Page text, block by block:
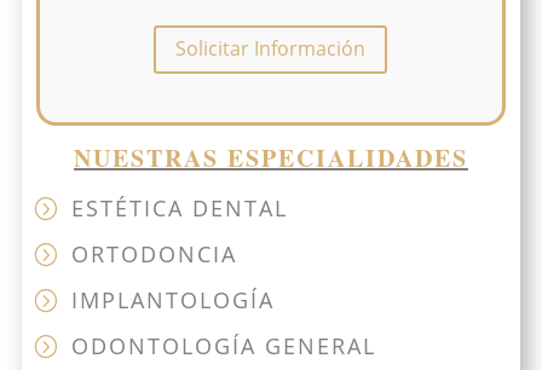
Solicitar Información
NUESTRAS ESPECIALIDADES
= ESTÉTICA DENTAL
= ORTODONCIA
= IMPLANTOLOGÍA
= ODONTOLOGÍA GENERAL